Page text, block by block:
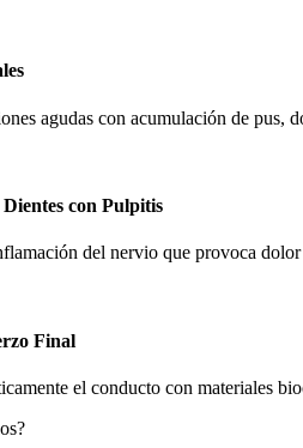
agudas con acumulación de pus,
con Pulpitis
del nervio que provoca
Final
el conducto con materiales